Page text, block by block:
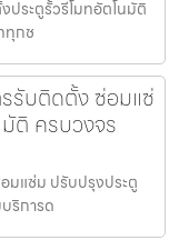
ระตูรั้วรีโมทอัตโนมัติ
ทุกช
รับติดตั้ง ซ่อมแซ่
ติ ครบวงจร
มแซ่ม ปรับปรุงประตู
ริการด